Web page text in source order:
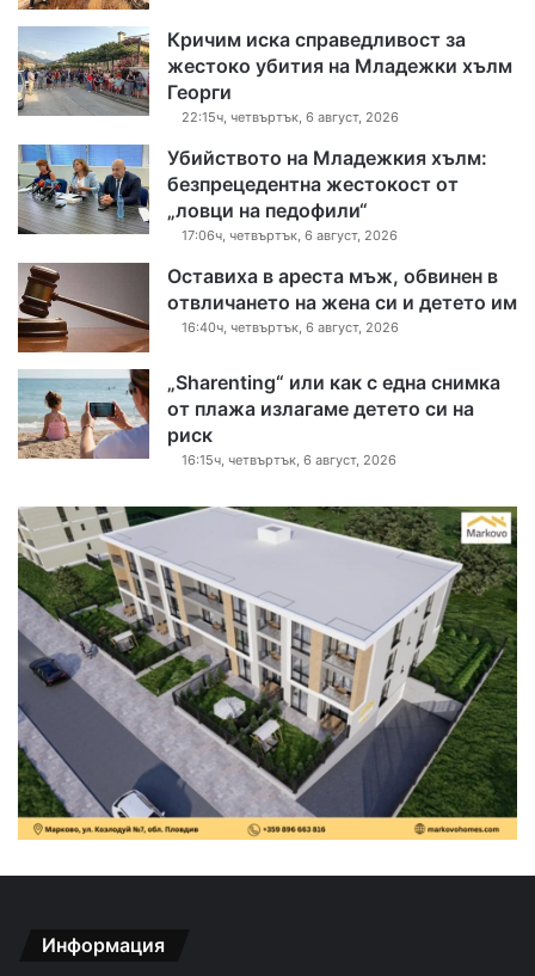
Кричим иска справедливост за
жестоко убития на Младежки хълм
Георги
22:15ч, четвъртък, 6 август, 2026
Убийството на Младежкия хълм:
безпрецедентна жестокост от
„ловци на педофили“
17:06ч, четвъртък, 6 август, 2026
Оставиха в ареста мъж, обвинен в
отвличането на жена си и детето им
16:40ч, четвъртък, 6 август, 2026
„Sharenting“ или как с една снимка
от плажа излагаме детето си на
риск
16:15ч, четвъртък, 6 август, 2026
Информация